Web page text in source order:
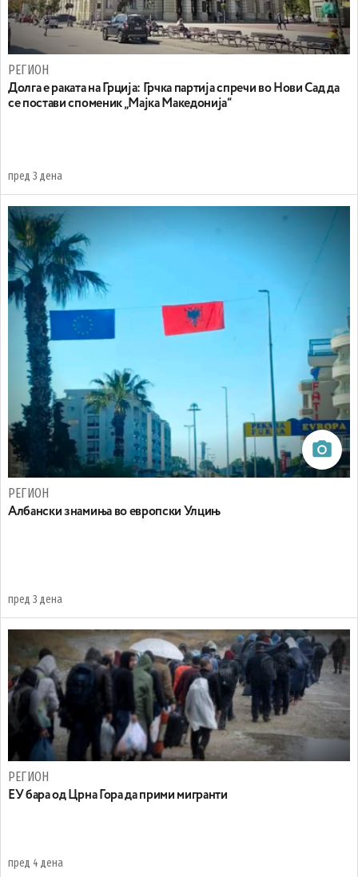
РЕГИОН
Долга е раката на Грција: Грчка партија спречи во Нови Сад да
се постави споменик „Мајка Македонија“
пред 3 дена
РЕГИОН
Aлбански знамиња во европски Улцињ
пред 3 дена
РЕГИОН
EУ бара од Црна Гора да прими мигранти
пред 4 дена